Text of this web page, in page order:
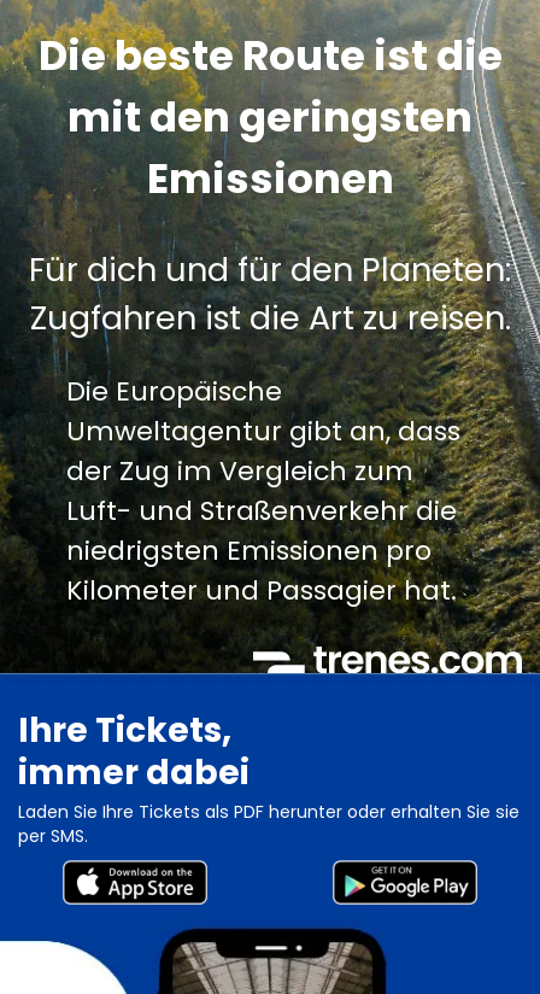
Die beste Route ist die
mit den geringsten
Emissionen
Für dich und für den Planeten:
Zugfahren ist die Art zu reisen.
Die Europäische
Umweltagentur gibt an, dass
der Zug im Vergleich zum
Luft- und Straßenverkehr die
niedrigsten Emissionen pro
Kilometer und Passagier hat.
Ihre Tickets,
immer dabei
Laden Sie Ihre Tickets als PDF herunter oder erhalten Sie sie
per SMS.